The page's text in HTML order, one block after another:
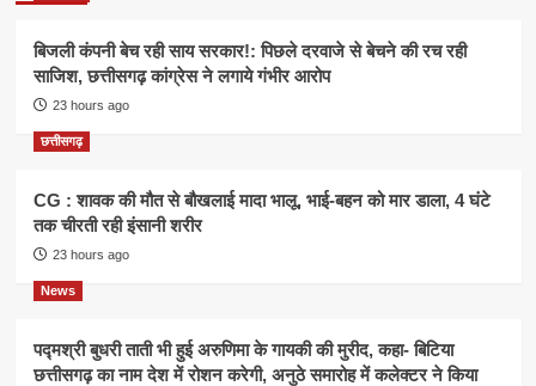
बिजली कंपनी बेच रही साय सरकार!: पिछले दरवाजे से बेचने की रच रही
साजिश, छत्तीसगढ़ कांग्रेस ने लगाये गंभीर आरोप
23 hours ago
छत्तीसगढ़
CG : शावक की मौत से बौखलाई मादा भालू, भाई-बहन को मार डाला, 4 घंटे
तक चीरती रही इंसानी शरीर
23 hours ago
News
पद्मश्री बुधरी ताती भी हुई अरुणिमा के गायकी की मुरीद, कहा- बिटिया
छत्तीसगढ़ का नाम देश में रोशन करेगी, अनुठे समारोह में कलेक्टर ने किया